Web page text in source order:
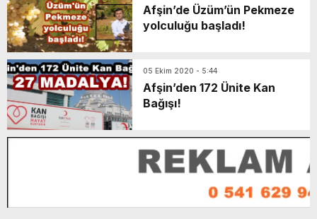
Afşin’de Üzüm’ün Pekmeze
yolculuğu başladı!
05 Ekim 2020 - 5:44
Afşin’den 172 Ünite Kan
Bağışı!